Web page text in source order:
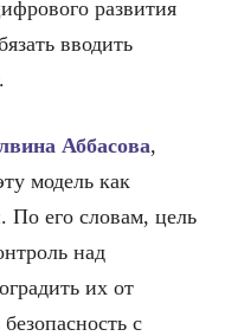
развития
вводить
Аббасова,
модель как
По его словам, цель
над
их от
с